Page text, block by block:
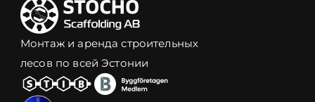
Монтаж и аренда строительных
лесов по всей Эстонии